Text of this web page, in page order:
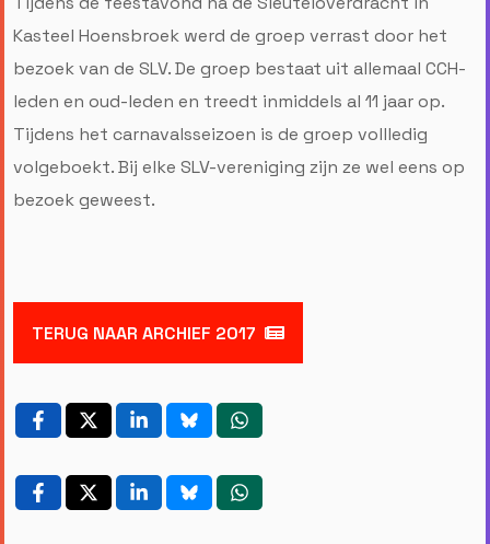
Kasteel Hoensbroek werd de groep verrast door het
bezoek van de SLV. De groep bestaat uit allemaal CCH-
leden en oud-leden en treedt inmiddels al 11 jaar op.
Tijdens het carnavalsseizoen is de groep vollledig
volgeboekt. Bij elke SLV-vereniging zijn ze wel eens op
bezoek geweest.
TERUG NAAR ARCHIEF 2017